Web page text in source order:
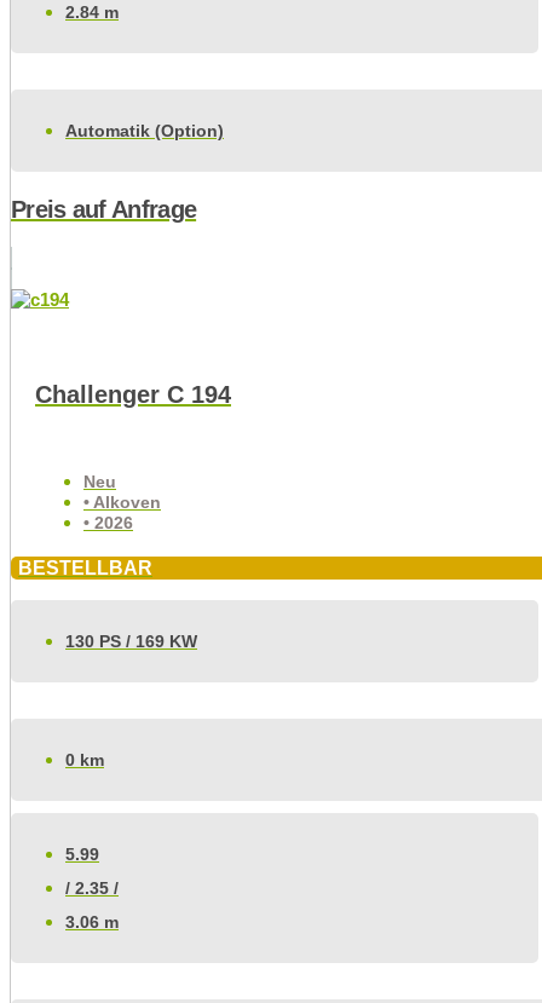
2.84 m
Automatik (Option)
Preis auf Anfrage
Challenger C 194
Neu
• Alkoven
• 2026
BESTELLBAR
130 PS / 169 KW
0 km
5.99
/ 2.35 /
3.06 m